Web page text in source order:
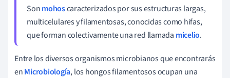
Sonmohoscaracterizados por sus estructuras largas,
multicelulares y filamentosas, conocidas como hifas,
que forman colectivamente una red llamada micelio.
Entre los diversos organismos microbianos que encontrarás
enMicrobiología, los hongos filamentosos ocupan una